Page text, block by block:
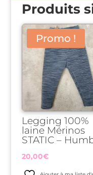
Produits
Promo !
Legging 100%
laine Mérinos
STATIC –
20,00€